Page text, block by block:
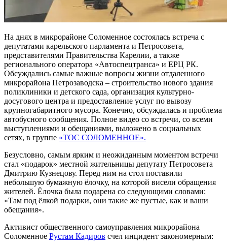
На днях в микрорайоне Соломенное состоялась встреча с
депутатами карельского парламента и Петросовета,
представителями Правительства Карелии, а также
регионального оператора «Автоспецтранса» и ЕРЦ РК.
Обсуждались самые важные вопросы жизни отдаленного
микрорайона Петрозаводска – строительство нового здания
поликлиники и детского сада, организация культурно-
досугового центра и предоставление услуг по вывозу
крупногабаритного мусора. Конечно, обсуждалась и проблема
автобусного сообщения. Полное видео со встречи, со всеми
выступлениями и обещаниями, выложено в социальных
сетях, в группе «ТОС СОЛОМЕННОЕ».
Безусловно, самым ярким и неожиданным моментом встречи
стал «подарок» местной жительницы депутату Петросовета
Дмитрию Кузнецову. Перед ним на стол поставили
небольшую бумажную ёлочку, на которой висели обращения
жителей. Ёлочка была подарена со следующими словами:
«Там под ёлкой подарки, они такие же пустые, как и ваши
обещания».
Активист общественного самоуправления микрорайона
Соломенное Рустам Кадиров счел инцидент закономерным: